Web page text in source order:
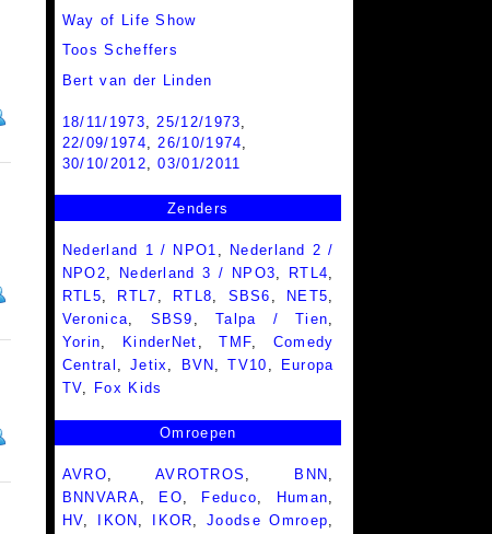
Way of Life Show
Toos Scheffers
Bert van der Linden
18/11/1973,25/12/1973,
22/09/1974,26/10/1974,
30/10/2012,03/01/2011
Zenders
Nederland 1 / NPO1
Nederland 2 /
NPO2
Nederland 3 / NPO3 RTL4
RTL5
RTL7 RTL8 SBS6 NET5
Veronica
SBS9 ,Talpa / Tien
Yorin
KinderNet ,TMF
Comedy
Central
Jetix BVN ,TV10
Europa
TV
Fox Kids
Omroepen
AVRO, AVROTROS , BNN ,
BNNVARA, EO, Feduco, Human,
HV, IKON , IKOR,Joodse Omroep,